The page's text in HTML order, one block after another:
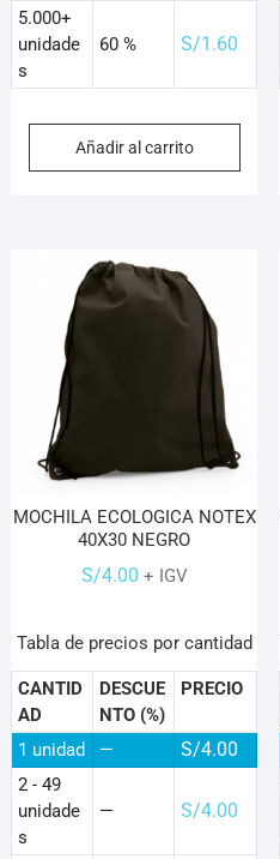
5.000+
unidade
s
60 % S/1.60
Añadir al carrito
MOCHILA ECOLOGICA NOTEX
40X30 NEGRO
S/4.00 + IGV
Tabla de precios por cantidad
CANTID
AD
DESCUE
NTO (%)
PRECIO
1 unidad — S/4.00
2 - 49
unidade
s
— S/4.00